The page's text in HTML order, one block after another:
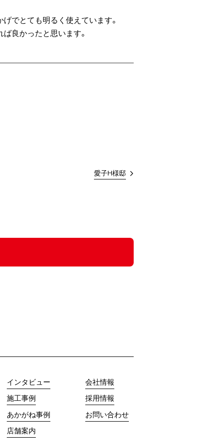
でとても明るく使えています。
良かったと思います。
愛子H様邸
インタビュー
施工事例
あかがね事例
店舗案内
会社情報
採用情報
お問い合わせ